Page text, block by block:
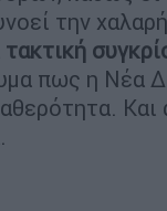
την
τακτική
πως η Νέα